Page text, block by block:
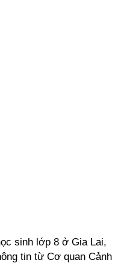
sinh lớp 8 ở Gia Lai,
tin từ Cơ quan Cảnh